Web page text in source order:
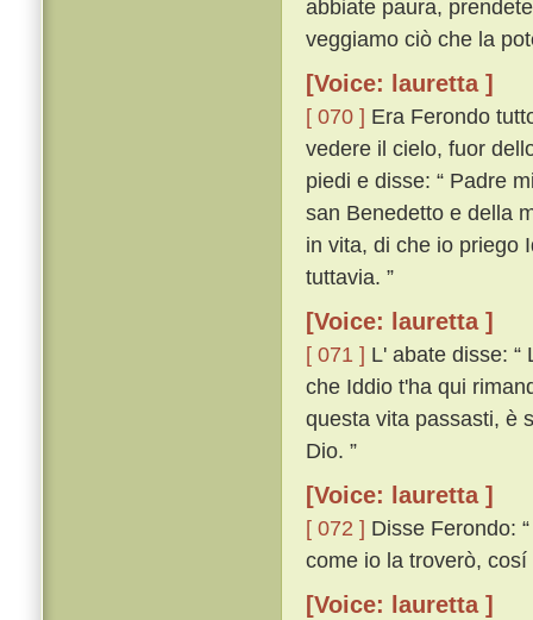
abbiate paura,
veggiamo ciò che la
[Voice: lauretta ]
[ 070 ] Era Ferondo
vedere il cielo, fuor
piedi e disse: “ Padre
san Benedetto e della
in vita, di che io priego
tuttavia. ”
[Voice: lauretta ]
[ 071 ] L' abate disse:
che Iddio t'ha qui
questa vita passasti, è
Dio. ”
[Voice: lauretta ]
[ 072 ] Disse Ferondo:
come io la troverò,
[Voice: lauretta ]